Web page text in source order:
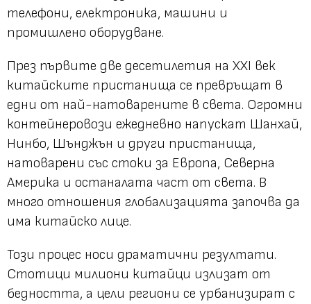
телефони, електроника, машини и
промишлено оборудване.
През първите две десетилетия на XXI век
китайските пристанища се превръщат в
едни от най-натоварените в света. Огромни
контейнеровози ежедневно напускат Шанхай,
Нинбо, Шънджън и други пристанища,
натоварени със стоки за Европа, Северна
Америка и останалата част от света. В
много отношения глобализацията започва да
има китайско лице.
Този процес носи драматични резултати.
Стотици милиони китайци излизат от
бедността, а цели региони се урбанизират с